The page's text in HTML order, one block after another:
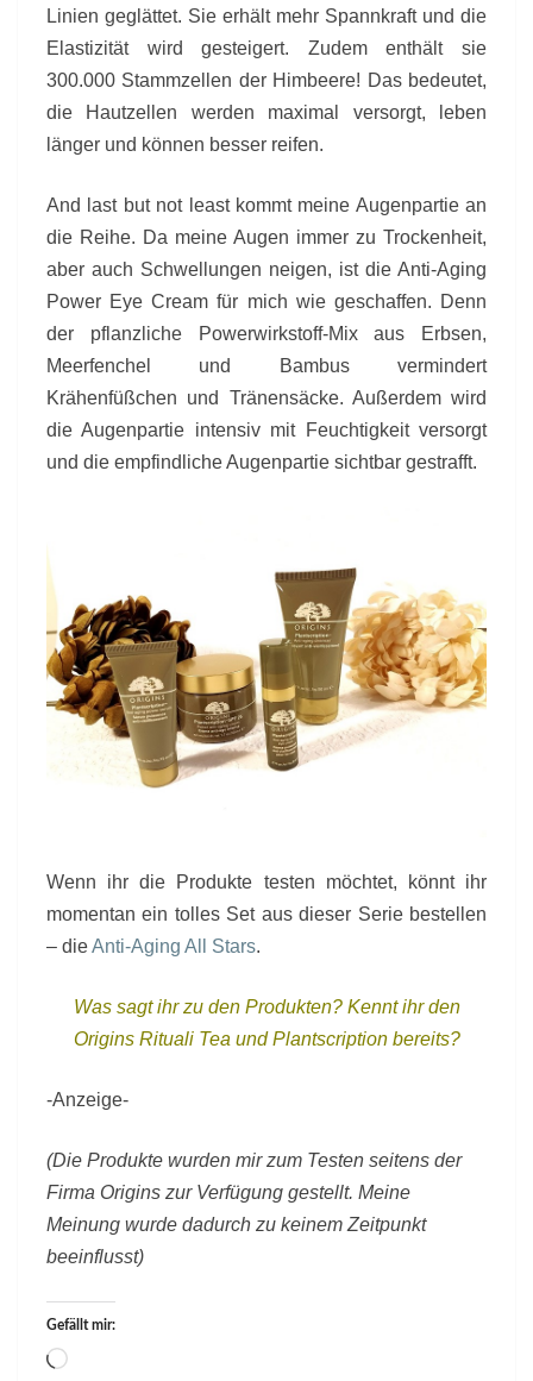
Linien geglättet. Sie erhält mehr Spannkraft und die
Elastizität wird gesteigert. Zudem enthält sie
300.000 Stammzellen der Himbeere! Das bedeutet,
die Hautzellen werden maximal versorgt, leben
länger und können besser reifen.
And last but not least kommt meine Augenpartie an
die Reihe. Da meine Augen immer zu Trockenheit,
aber auch Schwellungen neigen, ist die Anti-Aging
Power Eye Cream für mich wie geschaffen. Denn
der pflanzliche Powerwirkstoff-Mix aus Erbsen,
Meerfenchel und Bambus vermindert
Krähenfüßchen und Tränensäcke. Außerdem wird
die Augenpartie intensiv mit Feuchtigkeit versorgt
und die empfindliche Augenpartie sichtbar gestrafft.
Wenn ihr die Produkte testen möchtet, könnt ihr
momentan ein tolles Set aus dieser Serie bestellen
– dieAnti-Aging All Stars.
Was sagt ihr zu den Produkten? Kennt ihr den
Origins Rituali Tea und Plantscription bereits?
-Anzeige-
(Die Produkte wurden mir zum Testen seitens der
Firma Origins zur Verfügung gestellt. Meine
Meinung wurde dadurch zu keinem Zeitpunkt
beeinflusst)
Gefällt mir:
Wird